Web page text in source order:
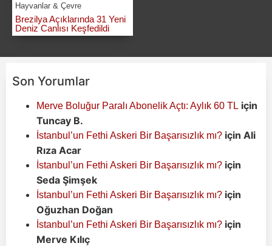
Hayvanlar & Çevre
Brezilya Açıklarında 31 Yeni
Deniz Canlısı Keşfedildi
Son Yorumlar
Merve Boluğur Paralı Abonelik Açtı: Aylık 60 TL için
Tuncay B.
İstanbul’un Fethi Askeri Bir Başarısızlık mı? için Ali
Rıza Acar
İstanbul’un Fethi Askeri Bir Başarısızlık mı? için
Seda Şimşek
İstanbul’un Fethi Askeri Bir Başarısızlık mı? için
Oğuzhan Doğan
İstanbul’un Fethi Askeri Bir Başarısızlık mı? için
Merve Kılıç